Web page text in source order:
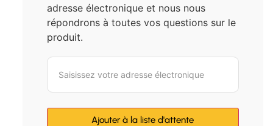
adresse électronique et nous nous
répondrons à toutes vos questions sur le
produit.